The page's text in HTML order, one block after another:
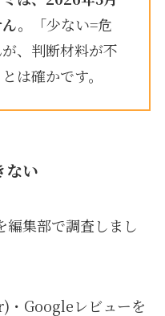
。
「少ない=危
、判断材料が不
は確かです。
ない
編集部で調査しまし
Googleレビューを